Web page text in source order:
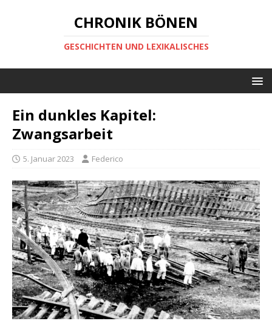
CHRONIK BÖNEN
GESCHICHTEN UND LEXIKALISCHES
Ein dunkles Kapitel:
Zwangsarbeit
5. Januar 2023 Federico